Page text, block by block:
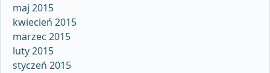
maj 2015
kwiecień 2015
marzec 2015
luty 2015
styczeń 2015